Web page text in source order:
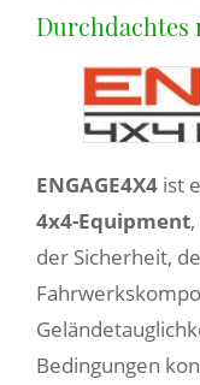
Durchdachtes
ENGAGE4X4 ist
4x4-Equipment
der Sicherheit,
Bedingungen